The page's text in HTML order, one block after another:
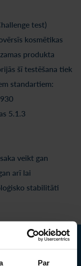
Par
test)
kosmētikas
produkta
šī testēšana tiek
standartiem:
5.1.3
veikt gan
arī lai
stabilitāti